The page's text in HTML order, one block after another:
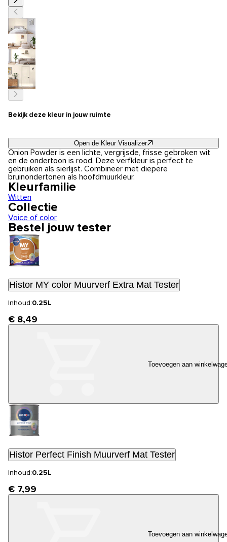
Bekijk deze kleur in jouw ruimte
Open de Kleur Visualizer
Onion Powder is een lichte, vergrijsde, frisse gebroken wit
en de ondertoon is rood. Deze verfkleur is perfect te
gebruiken als sierlijst. Combineer met diepere
bruinondertonen als hoofdmuurkleur.
Kleurfamilie
Witten
Collectie
Voice of color
Bestel jouw tester
Histor MY color Muurverf Extra Mat Tester
Inhoud:0.25L
€ 8,49
Toevoegen aan
Histor Perfect Finish Muurverf Mat Tester
Inhoud:0.25L
€ 7,99
Toevoegen aan